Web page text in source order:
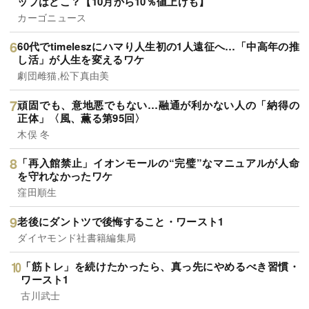
カーゴニュース
60代でtimeleszにハマり人生初の1人遠征へ…「中高年の推
し活」が人生を変えるワケ
劇団雌猫,松下真由美
頑固でも、意地悪でもない…融通が利かない人の「納得の
正体」〈風、薫る第95回〉
木俣 冬
「再入館禁止」イオンモールの“完璧”なマニュアルが人命
を守れなかったワケ
窪田順生
老後にダントツで後悔すること・ワースト1
ダイヤモンド社書籍編集局
「筋トレ」を続けたかったら、真っ先にやめるべき習慣・
ワースト1
古川武士